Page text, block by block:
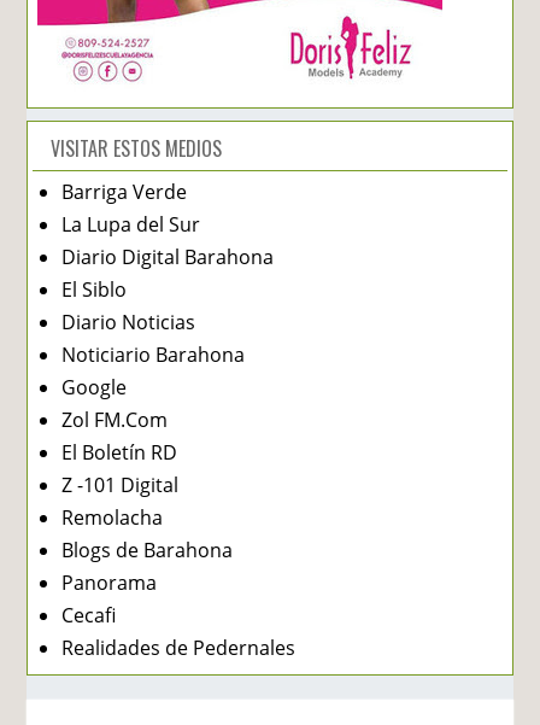
VISITAR ESTOS MEDIOS
Barriga Verde
La Lupa del Sur
Diario Digital Barahona
El Siblo
Diario Noticias
Noticiario Barahona
Google
Zol FM.Com
El Boletín RD
Z -101 Digital
Remolacha
Blogs de Barahona
Panorama
Cecafi
Realidades de Pedernales